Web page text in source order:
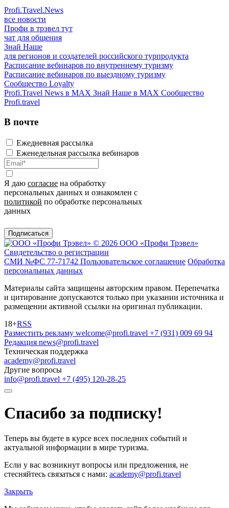
Profi.Travel.News
все новости
Профи в трэвел тут
чат для общения
Знай Наше
для регионов и создателей российского турпродукта
Расписание вебинаров по внутреннему туризму
Расписание вебинаров по выездному туризму
Сообщество Loyalty
Profi.Travel News в MAX Знай Наше в MAX Сообщество
Profi.travel
В почте
Ежедневная рассылка
Еженедельная рассылка вебинаров
Я даю согласие на обработку
персональных данных и ознакомлен с
политикой по обработке персональных
данных
Подписаться
© 2026 ООО «Профи Трэвeл»
Свидетельство о регистрации
СМИ №ФС 77-71742 Пользовательское соглашение Обработка
персональных данных
Материалы сайта защищены авторским правом. Перепечатка
и цитирование допускаются только при указании источника и
размещении активной ссылки на оригинал публикации.
18+RSS
Разместить рекламу welcome@profi.travel +7 (931) 009 69 94
Редакция news@profi.travel
Техническая поддержка
academy@profi.travel
Другие вопросы
info@profi.travel +7 (495) 120-28-25
Спасибо за подписку!
Теперь вы будете в курсе всех последних событий и
актуальной информации в мире туризма.
Если у вас возникнут вопросы или предложения, не
стесняйтесь связаться с нами: academy@profi.travel
Закрыть